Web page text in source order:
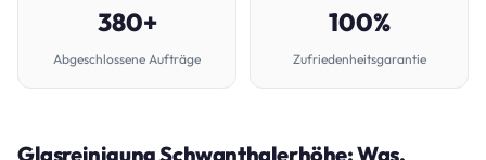
380+
Abgeschlossene Aufträge
100%
Zufriedenheitsgarantie
Glasreinigung Schwanthalerhöhe: Was,